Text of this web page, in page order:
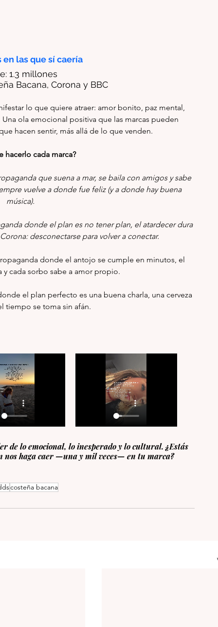
en las que sí caería
1.3 millones
Bacana, Corona y BBC
lo que quiere atraer: amor bonito, paz mental,
ola emocional positiva que las marcas pueden
hacen sentir, más allá de lo que venden.
hacerlo cada marca?
que suena a mar, se baila con amigos y sabe
vuelve a donde fue feliz (y a donde hay buena
música).
donde el plan es no tener plan, el atardecer dura
desconectarse para volver a conectar.
donde el antojo se cumple en minutos, el
y cada sorbo sabe a amor propio.
el plan perfecto es una buena charla, una cerveza
tiempo se toma sin afán.
de lo emocional, lo inesperado y lo cultural. ¿Estás
haga caer —una y mil veces— en tu marca?
costeña bacana